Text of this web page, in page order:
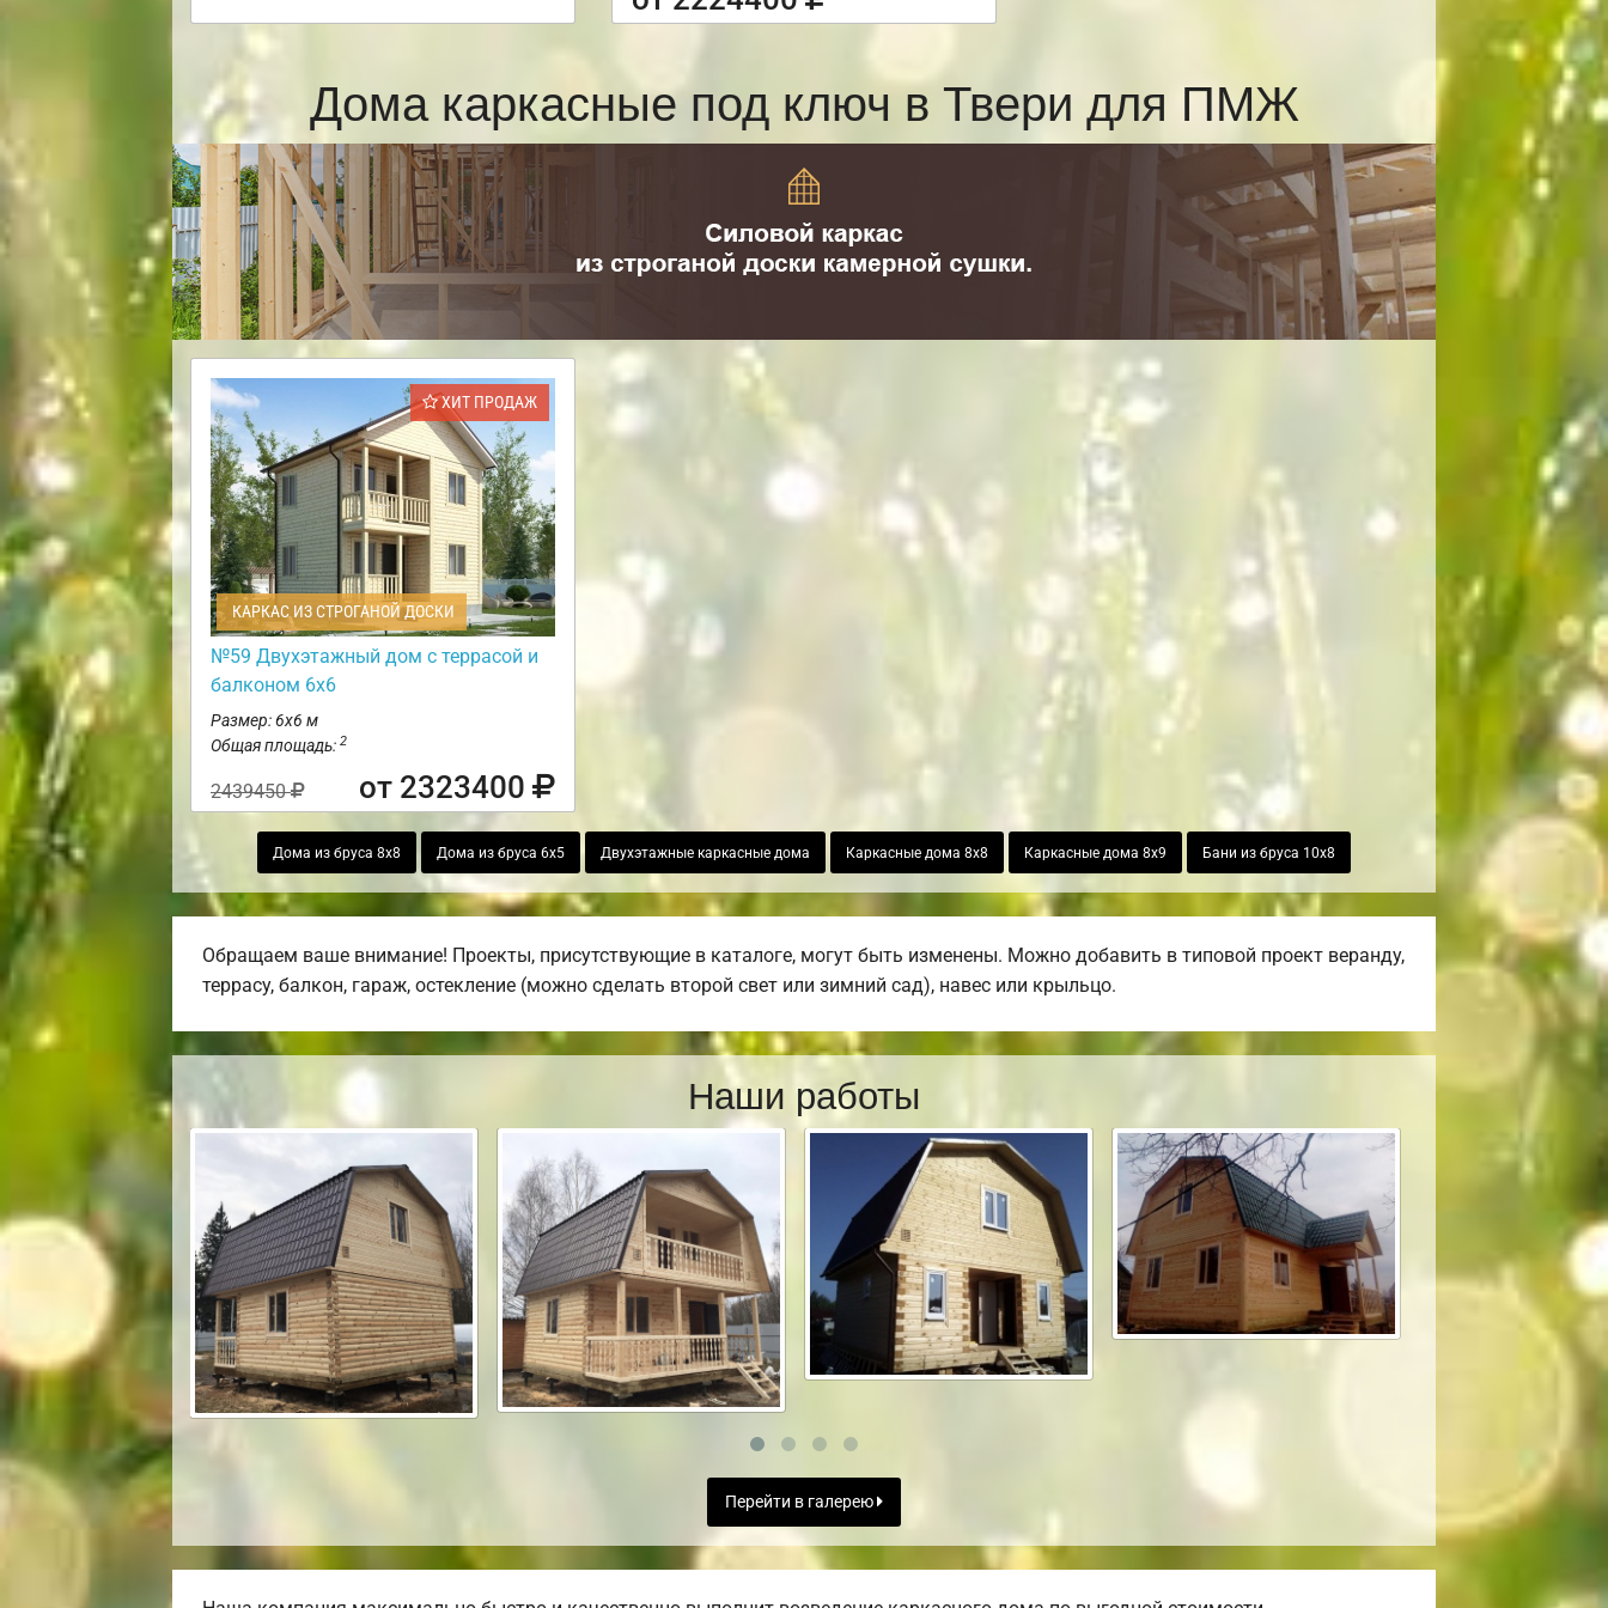
Дома каркасные под ключ в Твери для ПМЖ
ХИТ ПРОДАЖ
КАРКАС ИЗ СТРОГАНОЙ ДОСКИ
№59 Двухэтажный дом с террасой и
балконом 6х6
Размер: 6х6 м
Общая площадь: 2
2439450 от 2323400
Дома из бруса 8х8 Дома из бруса 6х5 Двухэтажные каркасные дома Каркасные дома 8х8 Каркасные дома 8х9 Бани из бруса 10х8
Обращаем ваше внимание! Проекты, присутствующие в каталоге, могут быть изменены. Можно добавить в типовой проект веранду,
террасу, балкон, гараж, остекление (можно сделать второй свет или зимний сад), навес или крыльцо.
Наши работы
Перейти в галерею